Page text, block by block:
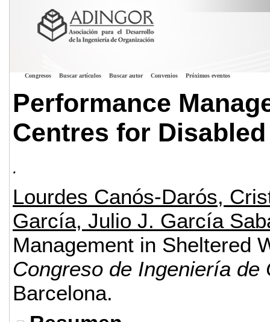
Congresos Buscar artículos Buscar autor Convenios Próximos eventos
Performance
Centres for Disabled
.
Lourdes Canós-Darós,
García, Julio J. García
Management in Sheltered
Congreso de Ingeniería de
Barcelona.